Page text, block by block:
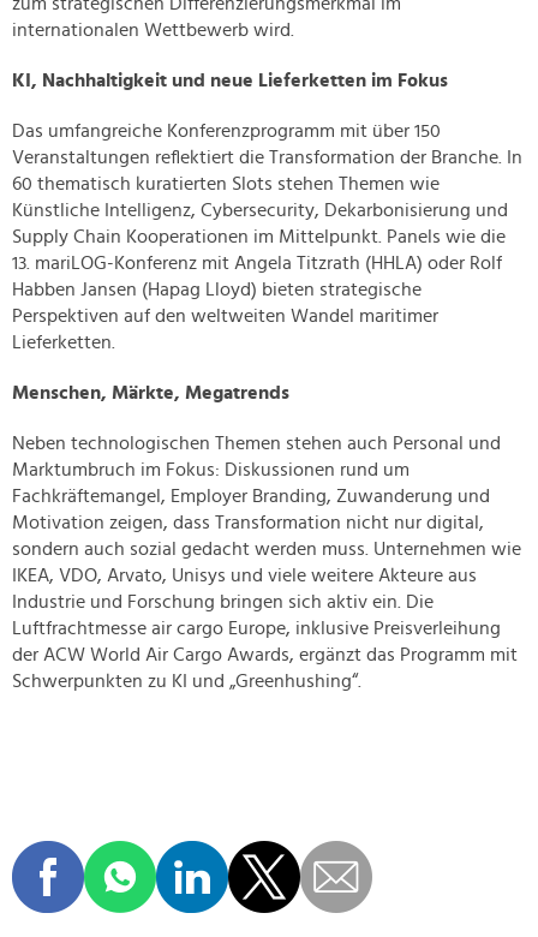
internationalen Wettbewerb wird.
KI, Nachhaltigkeit und neue Lieferketten im Fokus
Das umfangreiche Konferenzprogramm mit über 150
Veranstaltungen reflektiert die Transformation der Branche. In
60 thematisch kuratierten Slots stehen Themen wie
Künstliche Intelligenz, Cybersecurity, Dekarbonisierung und
Supply Chain Kooperationen im Mittelpunkt. Panels wie die
13. mariLOG-Konferenz mit Angela Titzrath (HHLA) oder Rolf
Habben Jansen (Hapag Lloyd) bieten strategische
Perspektiven auf den weltweiten Wandel maritimer
Lieferketten.
Menschen, Märkte, Megatrends
Neben technologischen Themen stehen auch Personal und
Marktumbruch im Fokus: Diskussionen rund um
Fachkräftemangel, Employer Branding, Zuwanderung und
Motivation zeigen, dass Transformation nicht nur digital,
sondern auch sozial gedacht werden muss. Unternehmen wie
IKEA, VDO, Arvato, Unisys und viele weitere Akteure aus
Industrie und Forschung bringen sich aktiv ein. Die
Luftfrachtmesse air cargo Europe, inklusive Preisverleihung
der ACW World Air Cargo Awards, ergänzt das Programm mit
Schwerpunkten zu KI und „Greenhushing“.